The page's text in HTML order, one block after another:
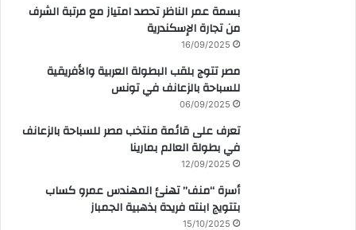
بسمة عمر الناظر تحصد امتياز مع مرتبة الشرف
من تجارة الإسكندرية
16/09/2025
مصر تتوج بلقب البطولة العربية والأفريقية
للسباحة بالزعانف في تونس
06/09/2025
تعرف على قائمة منتخب مصر للسباحة بالزعانف
في بطولة العالم بمارينا
12/09/2025
أسرة “منف” تهنئ المهندس عمرو كساب
بتتويج ابنته فريدة بذهبية الجمباز
15/10/2025